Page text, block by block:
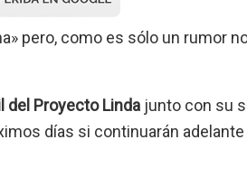
pero, como es sólo un rumor
del Proyecto Linda junto con su
días si continuarán adelante